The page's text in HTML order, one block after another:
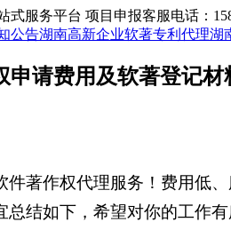
式服务平台 项目申报客服电话：
公告湖南高新企业软著专利代理湖
申请费用及软著登记材
件著作权代理服务！费用低
总结如下，希望对你的工作